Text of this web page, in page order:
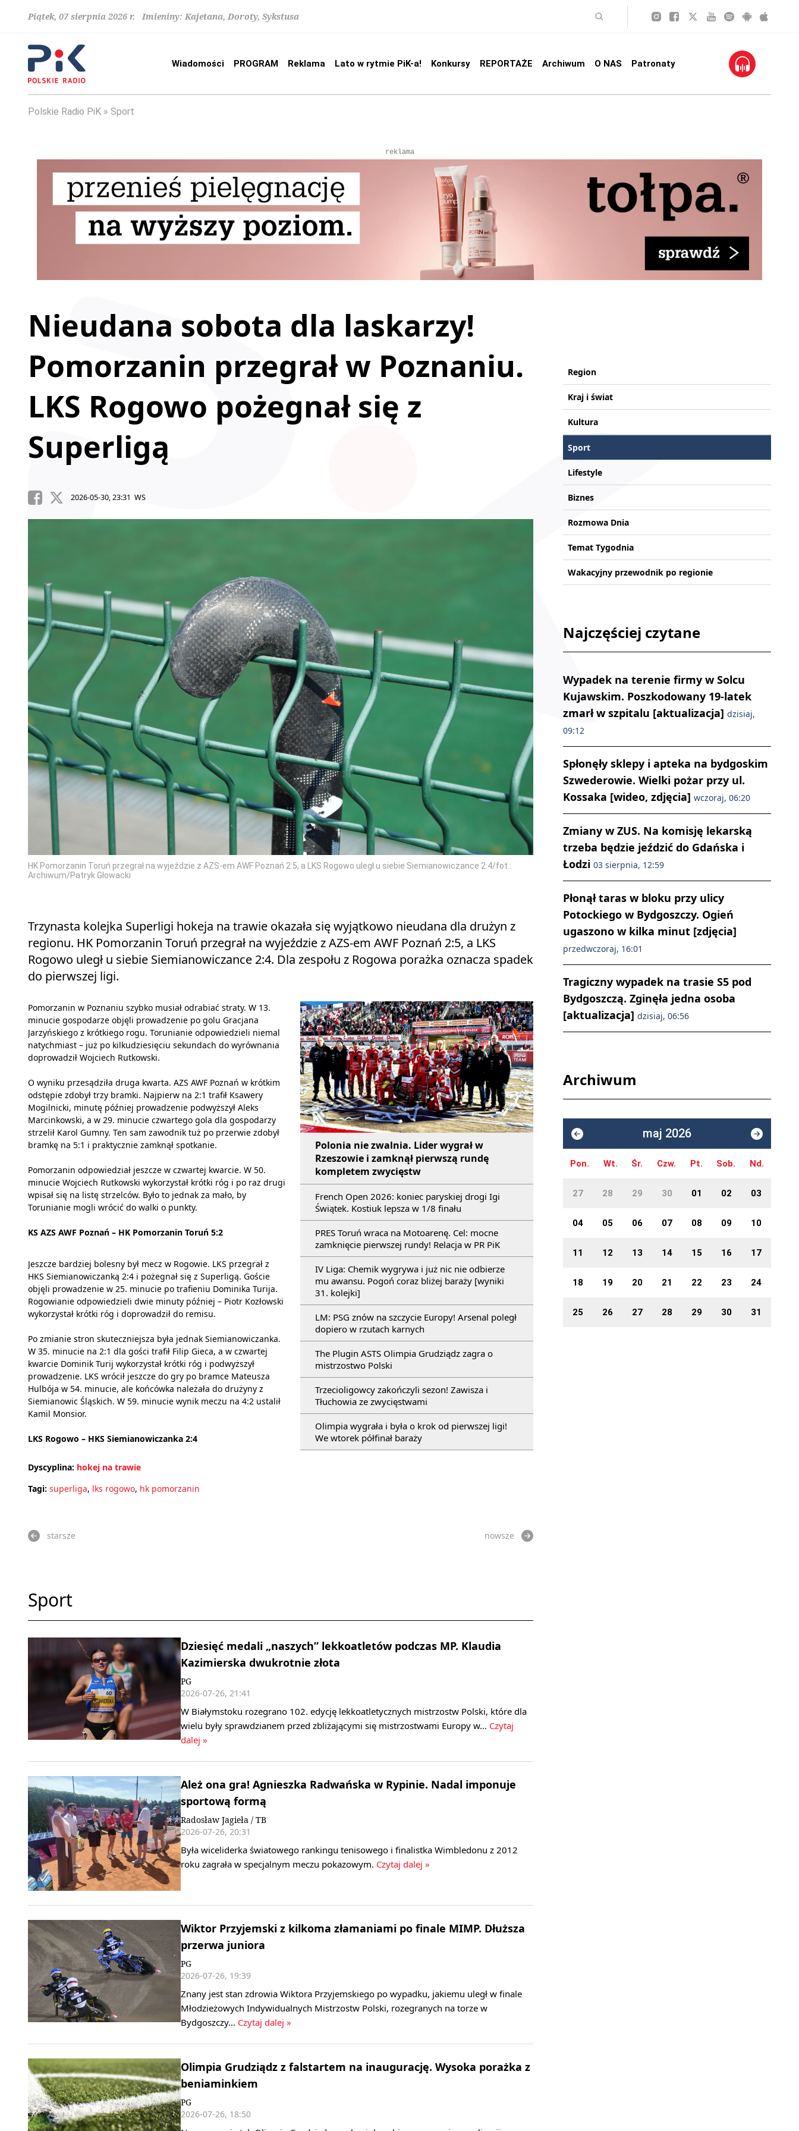
Piątek, 07 sierpnia 2026 r. Imieniny: Kajetana, Doroty, Sykstusa
Wiadomości PROGRAM Reklama Lato w rytmie PiK-a! Konkursy REPORTAŻE Archiwum O NAS Patronaty
Polskie Radio PiK Sport
reklama
Nieudana sobota dla laskarzy!
Pomorzanin przegrał w Poznaniu.
LKS Rogowo pożegnał się z
Superligą
2026-05-30, 23:31 WS
HK Pomorzanin Toruń przegrał na wyjeździe z AZS‑em AWF Poznań 2:5, a LKS Rogowo uległ u siebie Siemianowiczance 2:4/fot.:
Archiwum/Patryk Głowacki
Trzynasta kolejka Superligi hokeja na trawie okazała się wyjątkowo nieudana dla drużyn z
regionu. HK Pomorzanin Toruń przegrał na wyjeździe z AZS‑em AWF Poznań 2:5, a LKS
Rogowo uległ u siebie Siemianowiczance 2:4. Dla zespołu z Rogowa porażka oznacza spadek
do pierwszej ligi.
Polonia nie zwalnia. Lider wygrał w
Rzeszowie i zamknął pierwszą rundę
kompletem zwycięstw
French Open 2026: koniec paryskiej drogi Igi
Świątek. Kostiuk lepsza w 1/8 finału
PRES Toruń wraca na Motoarenę. Cel: mocne
zamknięcie pierwszej rundy! Relacja w PR PiK
IV Liga: Chemik wygrywa i już nic nie odbierze
mu awansu. Pogoń coraz bliżej baraży [wyniki
31. kolejki]
LM: PSG znów na szczycie Europy! Arsenal poległ
dopiero w rzutach karnych
The Plugin ASTS Olimpia Grudziądz zagra o
mistrzostwo Polski
Trzecioligowcy zakończyli sezon! Zawisza i
Tłuchowia ze zwycięstwami
Olimpia wygrała i była o krok od pierwszej ligi!
We wtorek półfinał baraży
Pomorzanin w Poznaniu szybko musiał odrabiać straty. W 13.
minucie gospodarze objęli prowadzenie po golu Gracjana
Jarzyńskiego z krótkiego rogu. Torunianie odpowiedzieli niemal
natychmiast – już po kilkudziesięciu sekundach do wyrównania
doprowadził Wojciech Rutkowski.
O wyniku przesądziła druga kwarta. AZS AWF Poznań w krótkim
odstępie zdobył trzy bramki. Najpierw na 2:1 trafił Ksawery
Mogilnicki, minutę później prowadzenie podwyższył Aleks
Marcinkowski, a w 29. minucie czwartego gola dla gospodarzy
strzelił Karol Gumny. Ten sam zawodnik tuż po przerwie zdobył
bramkę na 5:1 i praktycznie zamknął spotkanie.
Pomorzanin odpowiedział jeszcze w czwartej kwarcie. W 50.
minucie Wojciech Rutkowski wykorzystał krótki róg i po raz drugi
wpisał się na listę strzelców. Było to jednak za mało, by
Torunianie mogli wrócić do walki o punkty.
KS AZS AWF Poznań – HK Pomorzanin Toruń 5:2
Jeszcze bardziej bolesny był mecz w Rogowie. LKS przegrał z
HKS Siemianowiczanką 2:4 i pożegnał się z Superligą. Goście
objęli prowadzenie w 25. minucie po trafieniu Dominika Turija.
Rogowianie odpowiedzieli dwie minuty później – Piotr Kozłowski
wykorzystał krótki róg i doprowadził do remisu.
Po zmianie stron skuteczniejsza była jednak Siemianowiczanka.
W 35. minucie na 2:1 dla gości trafił Filip Gieca, a w czwartej
kwarcie Dominik Turij wykorzystał krótki róg i podwyższył
prowadzenie. LKS wrócił jeszcze do gry po bramce Mateusza
Hulbója w 54. minucie, ale końcówka należała do drużyny z
Siemianowic Śląskich. W 59. minucie wynik meczu na 4:2 ustalił
Kamil Monsior.
LKS Rogowo – HKS Siemianowiczanka 2:4
Dyscyplina: hokej na trawie
Tagi: superliga, lks rogowo, hk pomorzanin
starsze nowsze
Sport
Dziesięć medali „naszych” lekkoatletów podczas MP. Klaudia
Kazimierska dwukrotnie złota
PG
2026-07-26, 21:41
W Białymstoku rozegrano 102. edycję lekkoatletycznych mistrzostw Polski, które dla
wielu były sprawdzianem przed zbliżającymi się mistrzostwami Europy w… Czytaj
dalej »
Ależ ona gra! Agnieszka Radwańska w Rypinie. Nadal imponuje
sportową formą
Radosław Jagieła / TB
2026-07-26, 20:31
Była wiceliderka światowego rankingu tenisowego i finalistka Wimbledonu z 2012
roku zagrała w specjalnym meczu pokazowym. Czytaj dalej »
Wiktor Przyjemski z kilkoma złamaniami po finale MIMP. Dłuższa
przerwa juniora
PG
2026-07-26, 19:39
Znany jest stan zdrowia Wiktora Przyjemskiego po wypadku, jakiemu uległ w finale
Młodzieżowych Indywidualnych Mistrzostw Polski, rozegranych na torze w
Bydgoszczy… Czytaj dalej »
Olimpia Grudziądz z falstartem na inaugurację. Wysoka porażka z
beniaminkiem
PG
2026-07-26, 18:50
Region
Kraj i świat
Kultura
Sport
Lifestyle
Biznes
Rozmowa Dnia
Temat Tygodnia
Wakacyjny przewodnik po regionie
Najczęściej czytane
Wypadek na terenie firmy w Solcu
Kujawskim. Poszkodowany 19-latek
zmarł w szpitalu [aktualizacja] dzisiaj,
09:12
Spłonęły sklepy i apteka na bydgoskim
Szwederowie. Wielki pożar przy ul.
Kossaka [wideo, zdjęcia] wczoraj, 06:20
Zmiany w ZUS. Na komisję lekarską
trzeba będzie jeździć do Gdańska i
Łodzi 03 sierpnia, 12:59
Płonął taras w bloku przy ulicy
Potockiego w Bydgoszczy. Ogień
ugaszono w kilka minut [zdjęcia]
przedwczoraj, 16:01
Tragiczny wypadek na trasie S5 pod
Bydgoszczą. Zginęła jedna osoba
[aktualizacja] dzisiaj, 06:56
Archiwum
maj 2026
Pon. Wt. Śr. Czw. Pt. Sob. Nd.
27 28 29 30 01 02 03
04 05 06 07 08 09 10
11 12 13 14 15 16 17
18 19 20 21 22 23 24
25 26 27 28 29 30 31